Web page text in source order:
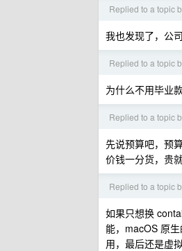
Replied to a topic
我也发现了，公
Replied to a topic
为什么不用毕业
Replied to a topic
先说预算吧，预
价钱一分货，贵
Replied to a topic
如果只想换
能，macOS 原
用，最后还是虚